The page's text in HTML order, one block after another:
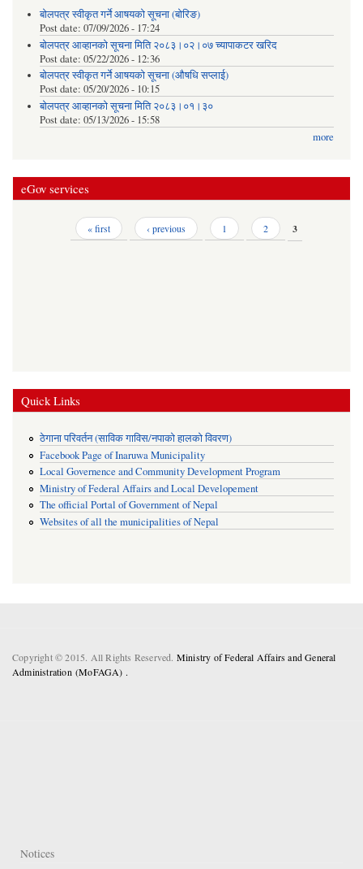
बोलपत्र स्वीकृत गर्ने आषयको सूचना (बोरिङ)
Post date: 07/09/2026 - 17:24
बोलपत्र आव्हानको सूचना मिति २०८३।०२।०७ च्यापाकटर खरिद
Post date: 05/22/2026 - 12:36
बोलपत्र स्वीकृत गर्ने आषयको सूचना (औषधि सप्लाई)
Post date: 05/20/2026 - 10:15
बोलपत्र आव्हानको सूचना मिति २०८३।०१।३०
Post date: 05/13/2026 - 15:58
more
eGov services
« first ‹ previous 1 2 3
Quick Links
ठेगाना परिवर्तन (साविक गाविस/नपाको हालको विवरण)
Facebook Page of Inaruwa Municipality
Local Governence and Community Development Program
Ministry of Federal Affairs and Local Developement
The official Portal of Government of Nepal
Websites of all the municipalities of Nepal
Copyright © 2015. All Rights Reserved. Ministry of Federal Affairs and General
Administration (MoFAGA) .
Notices